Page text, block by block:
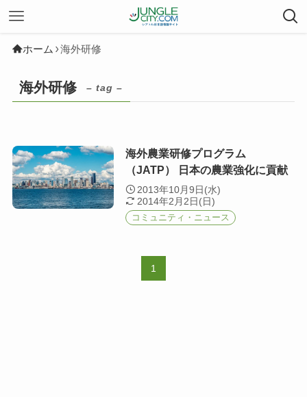
ホーム 海外研修
海外研修 – tag –
海外農業研修プログラム
（JATP） 日本の農業強化に貢献
2013年10月9日(水)
2014年2月2日(日)
コミュニティ・ニュース
1